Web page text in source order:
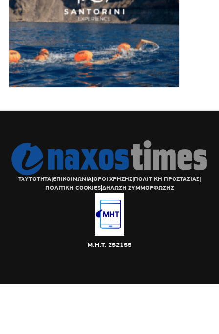
ΤΑΥΤΟΤΗΤΑ|ΕΠΙΚΟΙΝΩΝΙΑ|ΟΡΟΙ ΧΡΗΣΗΣ|ΠΟΛΙΤΙΚΗ ΠΡΟΣΤΑΣΙΑΣ|
ΠΟΛΙΤΙΚΗ COOKIES|ΔΗΛΩΣΗ ΣΥΜΜΟΡΦΩΣΗΣ
Μ.Η.Τ. 252155